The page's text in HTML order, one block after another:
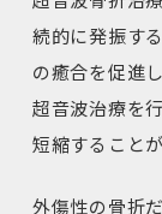
続的に発振す
の癒合を促進し
超音波治療を
短縮すること
外傷性の骨折